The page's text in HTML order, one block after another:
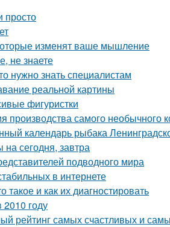
просто
изменят ваше мышление
не знаете
нужно знать специалистам
реальной картины
фигуристки
производства самого необычного
календарь рыбака
сегодня, завтра
подводного мира
в интернете
такое и как их диагностировать
году
рейтинг самых счастливых и